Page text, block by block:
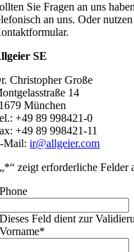
Sie Fragen an uns
an uns. Oder
SE
Christopher Große
14
München
+49 89 998421-0
+49 89 998421-11
Mail:ir@allgeier.com
„*“ zeigt erforderliche Felder
Phone
Dieses Feld dient zur
Vorname*